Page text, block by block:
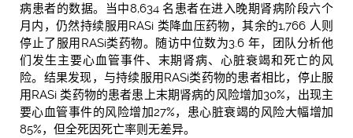
病患者的数据。当中8,634 名患者在进入晚期肾病阶段六个
月内，仍然持续服用RASi 类降血压药物，其余的1,766 人则
停止了服用RASi类药物。随访中位数为3.6 年，团队分析他
们发生主要心血管事件、末期肾病、心脏衰竭和死亡的风
险。结果发现，与持续服用RASi类药物的患者相比，停止服
用RASi 类药物的患者患上末期肾病的风险增加30%，出现主
要心血管事件的风险增加27%，患心脏衰竭的风险大幅增加
85%，但全死因死亡率则无差异。